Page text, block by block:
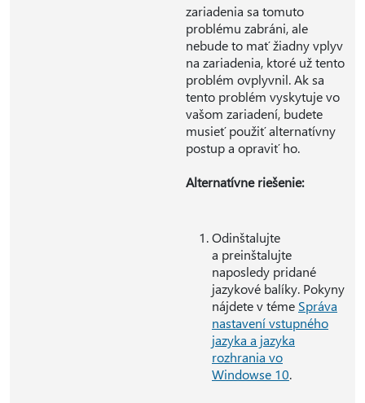
zariadenia sa tomuto
problému zabráni, ale
nebude to mať žiadny vplyv
na zariadenia, ktoré už tento
problém ovplyvnil. Ak sa
tento problém vyskytuje vo
vašom zariadení, budete
musieť použiť alternatívny
postup a opraviť ho.
Alternatívne riešenie:
Odinštalujte
a preinštalujte
naposledy pridané
jazykové balíky. Pokyny
nájdete v téme Správa
nastavení vstupného
jazyka a jazyka
rozhrania vo
Windowse 10.